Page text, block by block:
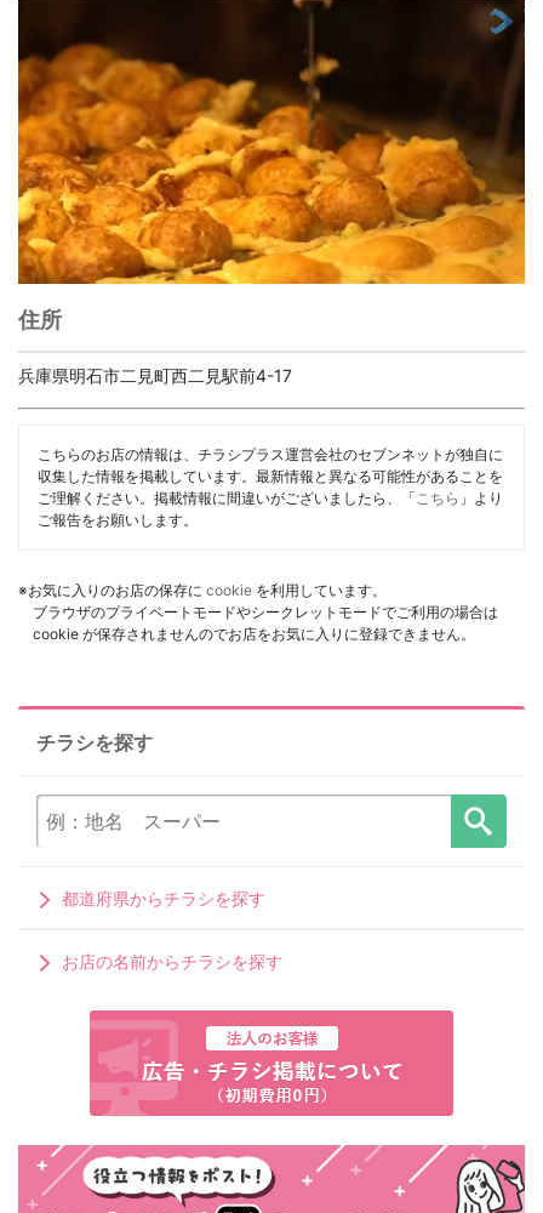
住所
兵庫県明石市二見町西二見駅前4-17
こちらのお店の情報は、チラシプラス運営会社のセブンネットが独自に
収集した情報を掲載しています。最新情報と異なる可能性があることを
ご理解ください。掲載情報に間違いがございましたら、「 こちら 」より
ご報告をお願いします。
※お気に入りのお店の保存に cookie を利用しています。
ブラウザのプライベートモードやシークレットモードでご利用の場合は
cookie が保存されませんのでお店をお気に入りに登録できません。
チラシを探す
都道府県からチラシを探す
お店の名前からチラシを探す